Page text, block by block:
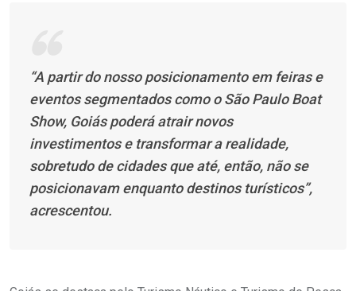
“A partir do nosso posicionamento em feiras e
eventos segmentados como o São Paulo Boat
Show, Goiás poderá atrair novos
investimentos e transformar a realidade,
sobretudo de cidades que até, então, não se
posicionavam enquanto destinos turísticos”,
acrescentou.